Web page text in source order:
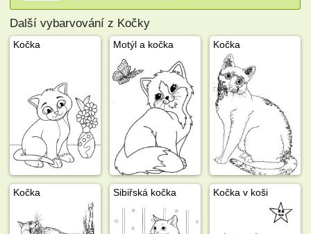
Další vybarvování z Kočky
Kočka Motýl a kočka Kočka
Kočka Sibiřská kočka Kočka v koši